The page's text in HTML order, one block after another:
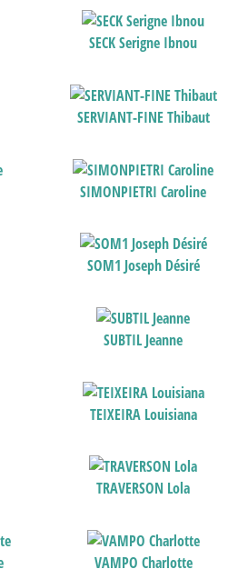
SECK Serigne Ibnou
SERVIANT-FINE Thibaut
SIMONPIETRI Caroline
SOM1 Joseph Désiré
SUBTIL Jeanne
TEIXEIRA Louisiana
TRAVERSON Lola
VAMPO Charlotte